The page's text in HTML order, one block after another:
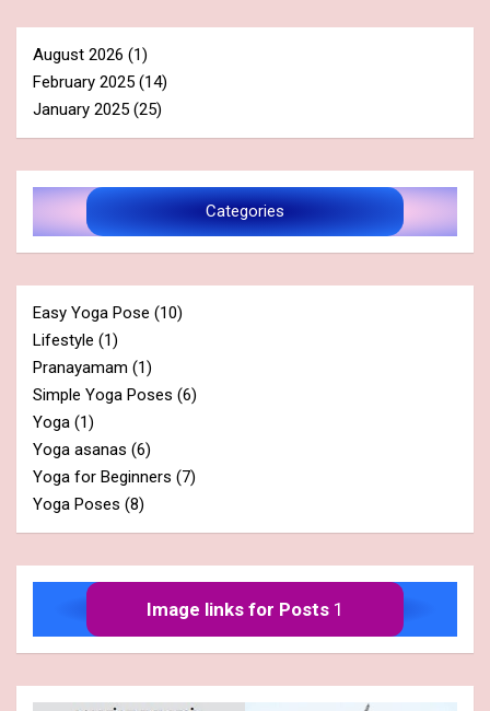
August 2026 (1)
February 2025 (14)
January 2025 (25)
Categories
Easy Yoga Pose (10)
Lifestyle (1)
Pranayamam (1)
Simple Yoga Poses (6)
Yoga (1)
Yoga asanas (6)
Yoga for Beginners (7)
Yoga Poses (8)
Image links for Posts 1